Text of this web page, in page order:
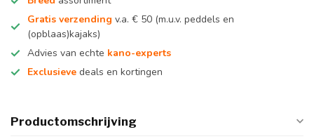
Gratis verzending v.a. € 50 (m.u.v. peddels en
(opblaas)kajaks)
Advies van echte kano-experts
Exclusieve deals en kortingen
Productomschrijving